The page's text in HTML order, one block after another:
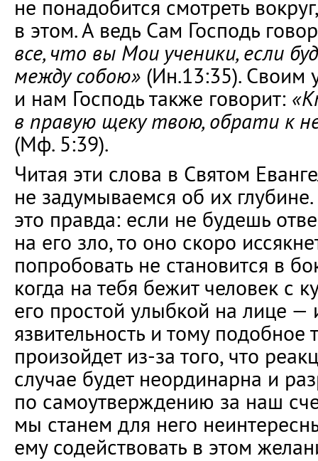
не понадобится смотреть
в этом. А ведь Сам Господь
все, что вы Мои ученики, если
между собою» (Ин.13:35). Своим
и нам Господь также говорит:
в правую щеку твою, обрати к
(Мф. 5:39).
Читая эти слова в Святом
не задумываемся об их
это правда: если не будешь
на его зло, то оно скоро
попробовать не становится в
когда на тебя бежит человек с
его простой улыбкой на лице —
язвительность и тому подобное
произойдет из-за того, что
случае будет неординарна и
по самоутверждению за наш
мы станем для него
ему содействовать в этом